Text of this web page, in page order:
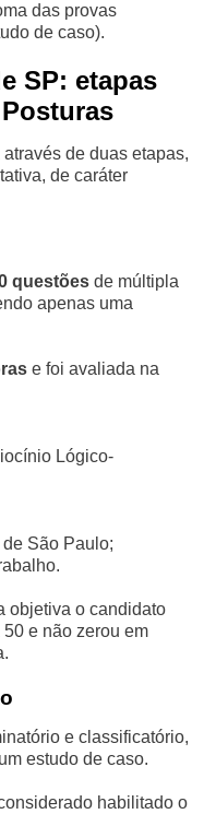
das provas
de caso).
SP: etapas
de duas etapas,
de caráter
questões de múltipla
apenas uma
e foi avaliada na
Lógico-
São Paulo;
objetiva o candidato
e não zerou em
e classificatório,
estudo de caso.
habilitado o